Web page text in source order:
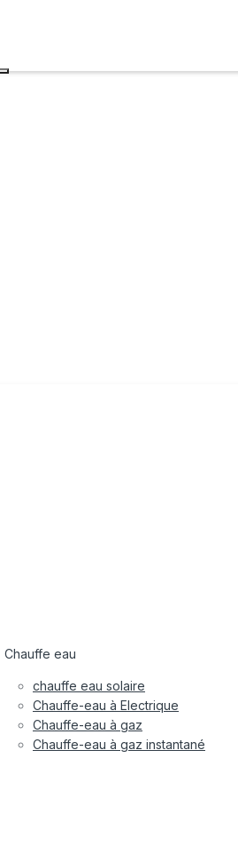
Chauffe eau
chauffe eau solaire
Chauffe-eau à Electrique
Chauffe-eau à gaz
Chauffe-eau à gaz instantané